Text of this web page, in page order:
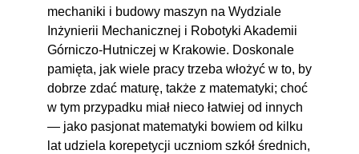
mechaniki i budowy maszyn na Wydziale
Inżynierii Mechanicznej i Robotyki Akademii
Górniczo-Hutniczej w Krakowie. Doskonale
pamięta, jak wiele pracy trzeba włożyć w to, by
dobrze zdać maturę, także z matematyki; choć
w tym przypadku miał nieco łatwiej od innych
— jako pasjonat matematyki bowiem od kilku
lat udziela korepetycji uczniom szkół średnich,